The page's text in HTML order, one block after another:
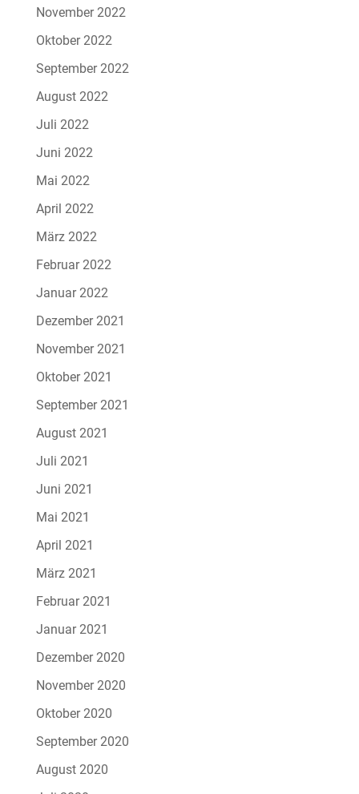
November 2022
Oktober 2022
September 2022
August 2022
Juli 2022
Juni 2022
Mai 2022
April 2022
März 2022
Februar 2022
Januar 2022
Dezember 2021
November 2021
Oktober 2021
September 2021
August 2021
Juli 2021
Juni 2021
Mai 2021
April 2021
März 2021
Februar 2021
Januar 2021
Dezember 2020
November 2020
Oktober 2020
September 2020
August 2020